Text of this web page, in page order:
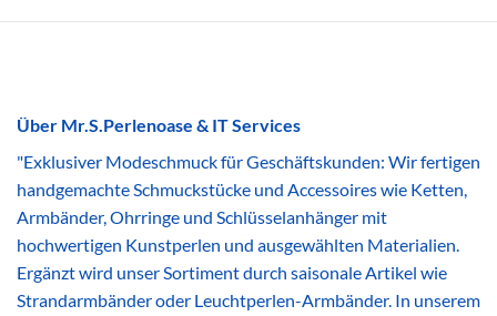
Über Mr.S.Perlenoase & IT Services
"Exklusiver Modeschmuck für Geschäftskunden: Wir fertigen
handgemachte Schmuckstücke und Accessoires wie Ketten,
Armbänder, Ohrringe und Schlüsselanhänger mit
hochwertigen Kunstperlen und ausgewählten Materialien.
Ergänzt wird unser Sortiment durch saisonale Artikel wie
Strandarmbänder oder Leuchtperlen-Armbänder. In unserem